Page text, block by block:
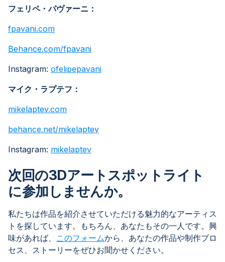
フェリペ・パヴァーニ：
fpavani.com
Behance.com/fpavani
Instagram: ofelipepavani
マイク・ラプテフ：
mikelaptev.com
behance.net/mikelaptev
Instagram: mikelaptev
次回の3Dアートスポットライト
に参加しませんか。
私たちは作品を紹介させていただける魅力的なアーティス
トを探しています。もちろん、あなたもその一人です。興
味があれば、 このフォームから、あなたの作品や制作プロ
セス、ストーリーをぜひお聞かせください。